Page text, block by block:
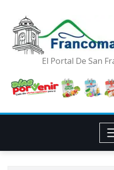
El Portal De San